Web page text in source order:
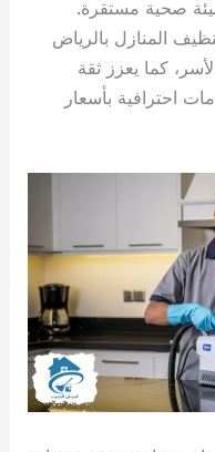
صحية مستقرة.
المنازل بالرياض
كما يعزز ثقة
احترافية بأسعار